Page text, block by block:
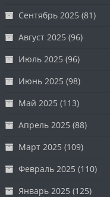
Сентябрь 2025 (81)
Август 2025 (96)
Июль 2025 (96)
Июнь 2025 (98)
Май 2025 (113)
Апрель 2025 (88)
Март 2025 (109)
Февраль 2025 (110)
Январь 2025 (125)